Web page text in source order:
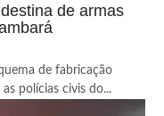
de armas
de fabricação
polícias civis do...